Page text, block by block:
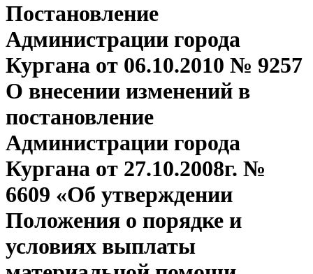
Постановление
Администрации города
Кургана от 06.10.2010 № 9257
О внесении изменений в
постановление
Администрации города
Кургана от 27.10.2008г. №
6609 «Об утверждении
Положения о порядке и
условиях выплаты